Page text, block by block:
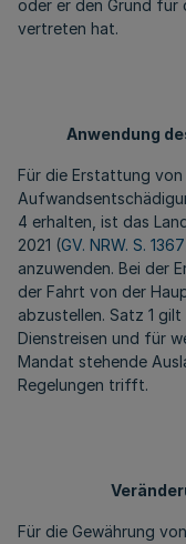
oder er den Grund für
vertreten hat.
Anwendung
Für die Erstattung
4 erhalten, ist das
2021 (GV. NRW. S. 1367
anzuwenden. Bei der
der Fahrt von der
abzustellen. Satz 1
Dienstreisen und für
Mandat stehende
Regelungen trifft.
Für die Gewährung